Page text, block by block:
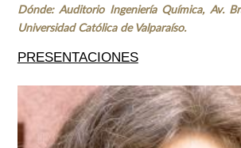
Dónde: Auditorio Ingeniería Química, Av.
Universidad Católica de Valparaíso.
PRESENTACIONES